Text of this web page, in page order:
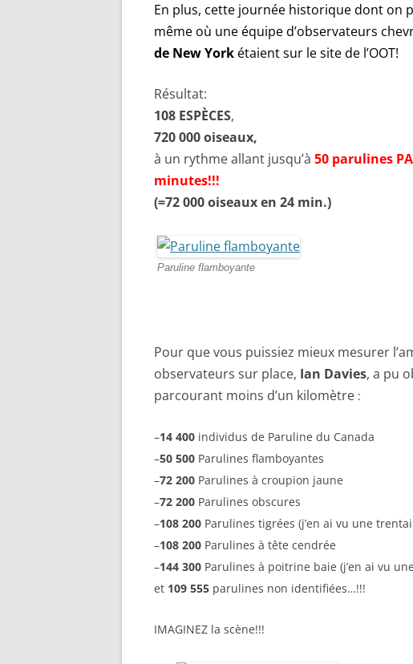
En plus, cette journée historique dont on
même où une équipe d’observateurs
de New York étaient sur le site de l’OOT!
Résultat:
108 ESPÈCES,
720 000 oiseaux,
à un rythme allant jusqu’à 50 parulines
minutes!!!
(=72 000 oiseaux en 24 min.)
Paruline flamboyante
Pour que vous puissiez mieux mesurer
observateurs sur place, Ian Davies, a pu
parcourant moins d’un kilomètre :
–14 400 individus de Paruline du Canada
–50 500 Parulines flamboyantes
–72 200 Parulines à croupion jaune
–72 200 Parulines obscures
–108 200 Parulines tigrées (j’en ai vu une
–108 200 Parulines à tête cendrée
–144 300 Parulines à poitrine baie (j’en ai vu
et 109 555 parulines non identifiées…!!!
IMAGINEZ la scène!!!